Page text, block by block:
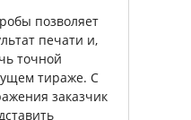
позволяет
печати и,
точной
тираже. С
заказчик